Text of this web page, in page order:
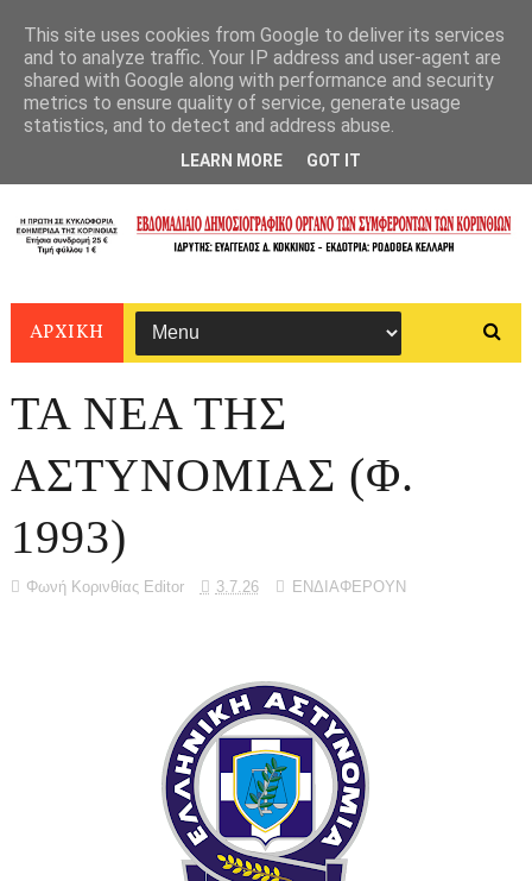
ΑΡΧΙΚΗ
ΤΑ ΝΕΑ ΤΗΣ
ΑΣΤΥΝΟΜΙΑΣ (Φ.
1993)
Φωνή Κορινθίας Editor 3.7.26 ΕΝΔΙΑΦΕΡΟΥΝ
This site uses cookies from Google to deliver its services
and to analyze traffic. Your IP address and user-agent are
shared with Google along with performance and security
metrics to ensure quality of service, generate usage
statistics, and to detect and address abuse.
LEARN MORE GOT IT